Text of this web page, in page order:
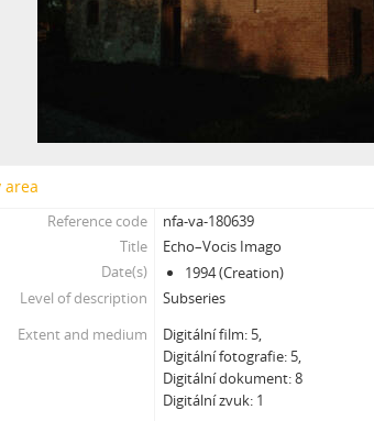
[Subseries] Přestávka
[Subseries] Zrzavý film
[Subseries] Sběratel – Detail
[Subseries] Polednice
[Subseries] Po stopách krve
[Subseries] Spejbl a Hurvínek
[Subseries] Větev – Prorážení televize větví
[Subseries] 16 Sketches of Dialogue
[Subseries] Air
[Subseries] Air – Znělka
area
Reference code
nfa-va-180639
Title
Echo–Vocis Imago
Date(s)
1994 (Creation)
Level of description
Subseries
Extent and medium
Digitální film: 5,
Digitální fotografie: 5,
Digitální dokument: 8
Digitální zvuk: 1